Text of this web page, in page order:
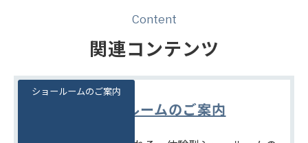
Content
関連コンテンツ
ショールームのご案内
ショールームのご案内